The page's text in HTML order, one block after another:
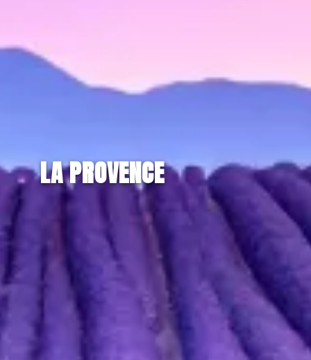
LA PROVENCE